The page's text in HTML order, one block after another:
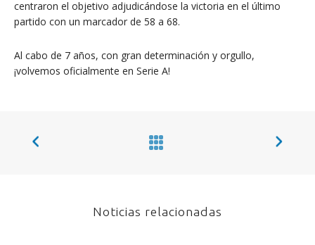
centraron el objetivo adjudicándose la victoria en el último
partido con un marcador de 58 a 68.
Al cabo de 7 años, con gran determinación y orgullo,
¡volvemos oficialmente en Serie A!
Noticias relacionadas